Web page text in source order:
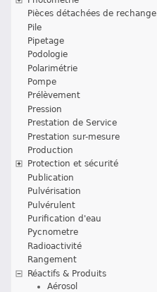
Pièces détachées de rechange
Pile
Pipetage
Podologie
Polarimétrie
Pompe
Prélèvement
Pression
Prestation de Service
Prestation sur-mesure
Production
Protection et sécurité
Publication
Pulvérisation
Pulvérulent
Purification d'eau
Pycnometre
Radioactivité
Rangement
Réactifs & Produits
Aérosol